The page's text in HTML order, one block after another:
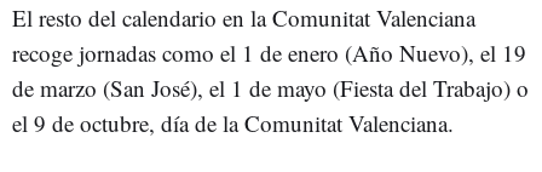
El resto del calendario en la Comunitat Valenciana
recoge jornadas como el 1 de enero (Año Nuevo), el 19
de marzo (San José), el 1 de mayo (Fiesta del Trabajo) o
el 9 de octubre, día de la Comunitat Valenciana.